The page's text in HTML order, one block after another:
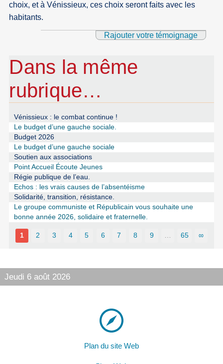
choix, et à Vénissieux, ces choix seront faits avec les
habitants.
Rajouter votre témoignage
Dans la même
rubrique…
Vénissieux : le combat continue !
Le budget d’une gauche sociale.
Budget 2026
Le budget d’une gauche sociale
Soutien aux associations
Point Accueil Écoute Jeunes
Régie publique de l’eau.
Echos : les vrais causes de l’absentéisme
Solidarité, transition, résistance.
Le groupe communiste et Républicain vous souhaite une
bonne année 2026, solidaire et fraternelle.
1 2 3 4 5 6 7 8 9 65 ∞
Jeudi 6 août 2026
Plan du site Web